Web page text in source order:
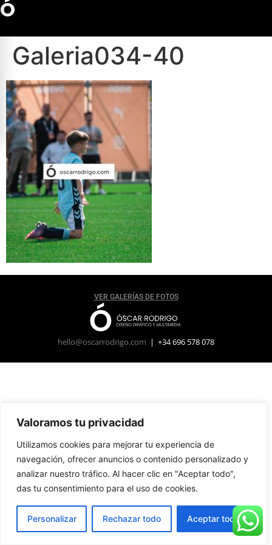
Valoramos tu privacidad
Utilizamos cookies para mejorar tu experiencia de
navegación, ofrecer anuncios o contenido personalizado y
analizar nuestro tráfico. Al hacer clic en "Aceptar todo",
das tu consentimiento para el uso de cookies.
Personalizar Rechazar todo Aceptar todo
Ó
Galeria034-40
VER GALERÍAS DE FOTOS
hello@oscarrodrigo.com | +34 696 578 078